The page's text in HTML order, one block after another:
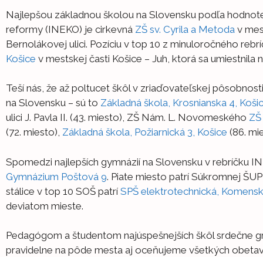
Najlepšou základnou školou na Slovensku podľa
reformy (INEKO) je cirkevná ZŠ sv. Cyrila a Metoda v
Bernolákovej ulici. Pozíciu v top 10 z minuloročného
Košice v mestskej časti Košice – Juh, ktorá sa umiestnila
Teší nás, že až poltucet škôl v zriaďovateľskej
na Slovensku – sú to Základná škola, Krosnianska 4,
ulici J. Pavla II. (43. miesto), ZŠ Nám. L. Novomeského
(72. miesto), Základná škola, Požiarnická 3, Košice (86.
Spomedzi najlepších gymnázií na Slovensku v rebríčku
Gymnázium Poštová 9. Piate miesto patrí Súkromnej
stálice v top 10 SOŠ patrí SPŠ elektrotechnická,
deviatom mieste.
Pedagógom a študentom najúspešnejších škôl srdečne
pravidelne na pôde mesta aj oceňujeme všetkých